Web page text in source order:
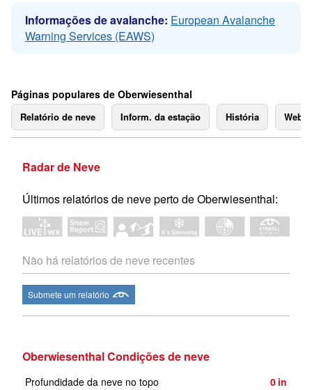
Informações de avalanche: European Avalanche
Warning Services (EAWS)
Páginas populares de Oberwiesenthal
Relatório de neve Inform. da estação História
Radar de Neve
Últimos relatórios de neve perto de Oberwiesenthal:
Não há relatórios de neve recentes
Submete um relatório
Oberwiesenthal Condições de neve
Profundidade da neve no topo 0 in